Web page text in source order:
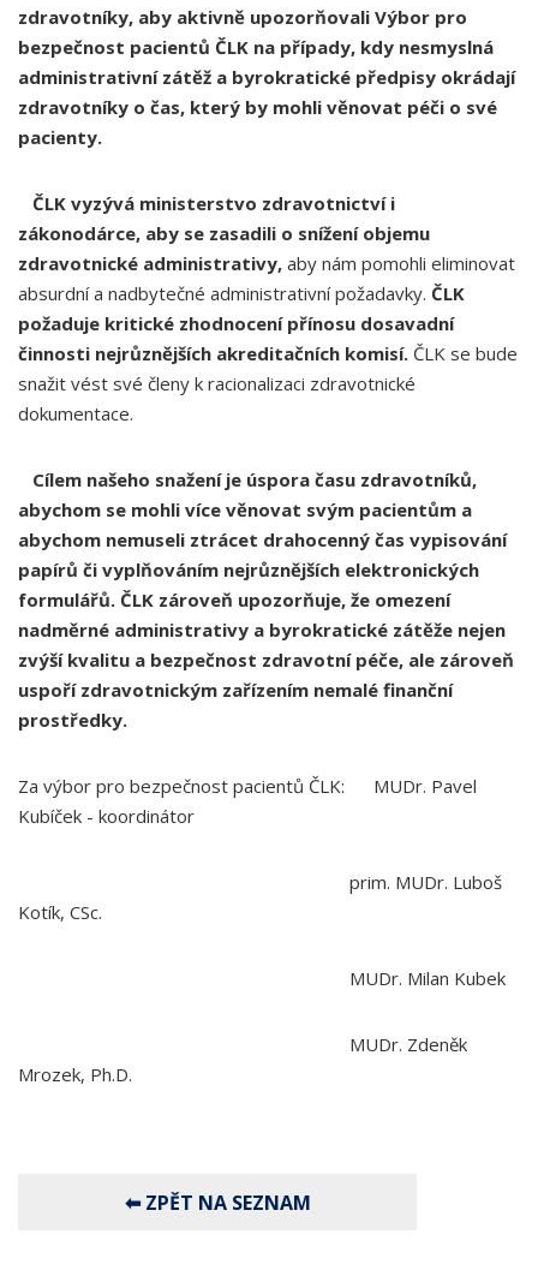
zdravotníky, aby aktivně upozorňovali Výbor pro
bezpečnost pacientů ČLK na případy, kdy nesmyslná
administrativní zátěž a byrokratické předpisy okrádají
zdravotníky o čas, který by mohli věnovat péči o své
pacienty.
ČLK vyzývá ministerstvo zdravotnictví i
zákonodárce, aby se zasadili o snížení objemu
zdravotnické administrativy, aby nám pomohli eliminovat
absurdní a nadbytečné administrativní požadavky. ČLK
požaduje kritické zhodnocení přínosu dosavadní
činnosti nejrůznějších akreditačních komisí. ČLK se bude
snažit vést své členy k racionalizaci zdravotnické
dokumentace.
Cílem našeho snažení je úspora času zdravotníků,
abychom se mohli více věnovat svým pacientům a
abychom nemuseli ztrácet drahocenný čas vypisování
papírů či vyplňováním nejrůznějších elektronických
formulářů. ČLK zároveň upozorňuje, že omezení
nadměrné administrativy a byrokratické zátěže nejen
zvýší kvalitu a bezpečnost zdravotní péče, ale zároveň
uspoří zdravotnickým zařízením nemalé finanční
prostředky.
Za výbor pro bezpečnost pacientů ČLK: MUDr. Pavel
Kubíček - koordinátor
prim. MUDr. Luboš
Kotík, CSc.
MUDr. Milan Kubek
MUDr. Zdeněk
Mrozek, Ph.D.